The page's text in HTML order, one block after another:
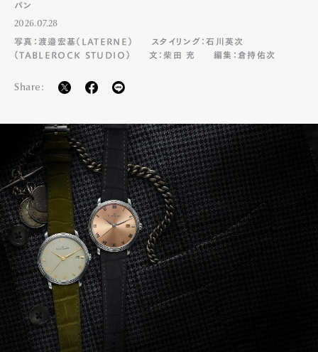
パン
2026.07.28
写真：渡邉宏基（LATERNE）
スタイリング：石川英次
（TABLEROCK STUDIO）
文：柴田 充 編集：倉持佑次
Share: